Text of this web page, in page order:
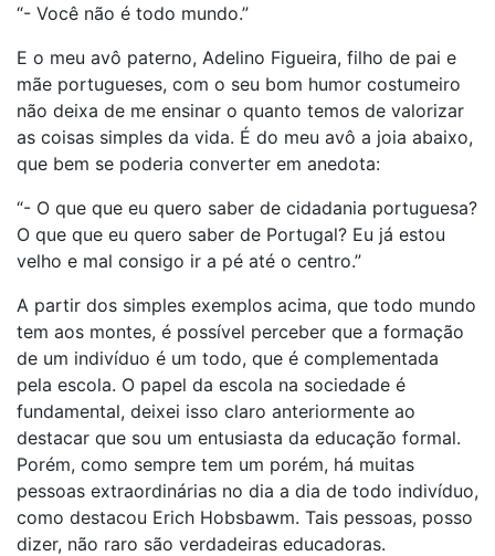
“- Você não é todo mundo.”
E o meu avô paterno, Adelino Figueira, filho de pai e
mãe portugueses, com o seu bom humor costumeiro
não deixa de me ensinar o quanto temos de valorizar
as coisas simples da vida. É do meu avô a joia abaixo,
que bem se poderia converter em anedota:
“- O que que eu quero saber de cidadania portuguesa?
O que que eu quero saber de Portugal? Eu já estou
velho e mal consigo ir a pé até o centro.”
A partir dos simples exemplos acima, que todo mundo
tem aos montes, é possível perceber que a formação
de um indivíduo é um todo, que é complementada
pela escola. O papel da escola na sociedade é
fundamental, deixei isso claro anteriormente ao
destacar que sou um entusiasta da educação formal.
Porém, como sempre tem um porém, há muitas
pessoas extraordinárias no dia a dia de todo indivíduo,
como destacou Erich Hobsbawm. Tais pessoas, posso
dizer, não raro são verdadeiras educadoras.